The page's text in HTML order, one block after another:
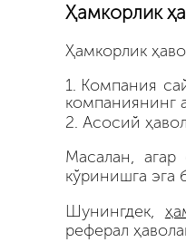
Ҳамкорлик
Ҳамкорлик
Компания
компаниянинг
Асосий
Масалан, агар
кўринишга эга
Шунингдек,
реферал